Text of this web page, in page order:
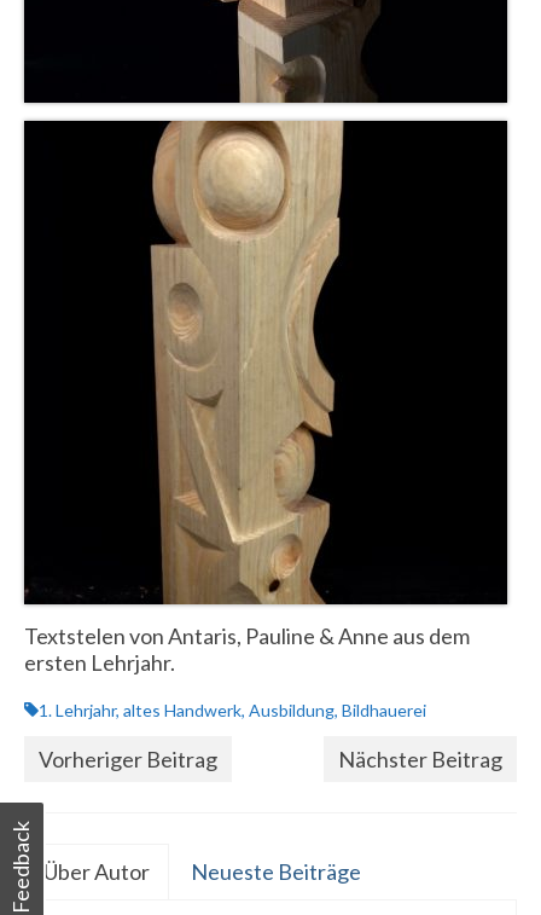
Textstelen von Antaris, Pauline & Anne aus dem
ersten Lehrjahr.
1. Lehrjahr, altes Handwerk, Ausbildung, Bildhauerei
Vorheriger Beitrag Nächster Beitrag
Über Autor Neueste Beiträge
Feedback